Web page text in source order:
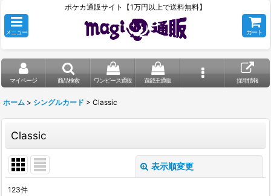
ポケカ通販サイト【1万円以上で送料無料】
メニュー カート
マイページ 商品検索 ワンピース通販 遊戯王通販 採用情報
ホーム > シングルカード > Classic
Classic
表示順変更
123件